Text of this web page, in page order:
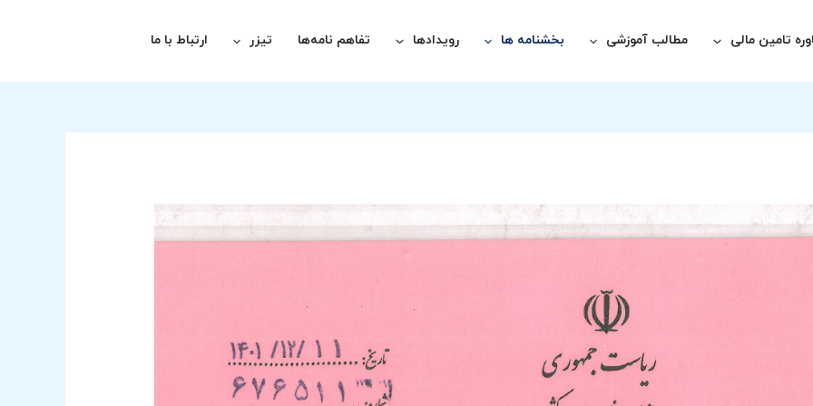
تامین مالی مطالب آموزشی بخشنامه ها رویدادها تفاهم نامه‌ها تیزر ارتباط با ما